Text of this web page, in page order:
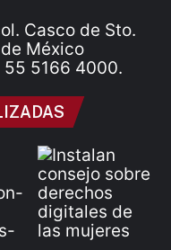
Casco de Sto.
México
5166 4000.